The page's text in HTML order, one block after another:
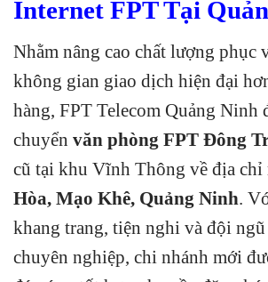
Internet FPT Tại
Nhằm nâng cao chất lượng phục
không gian giao dịch hiện đại
hàng, FPT Telecom Quảng Ninh
chuyển văn phòng FPT Đông
cũ tại khu Vĩnh Thông về địa chỉ
Hòa, Mạo Khê, Quảng Ninh.
khang trang, tiện nghi và đội
chuyên nghiệp, chi nhánh mới